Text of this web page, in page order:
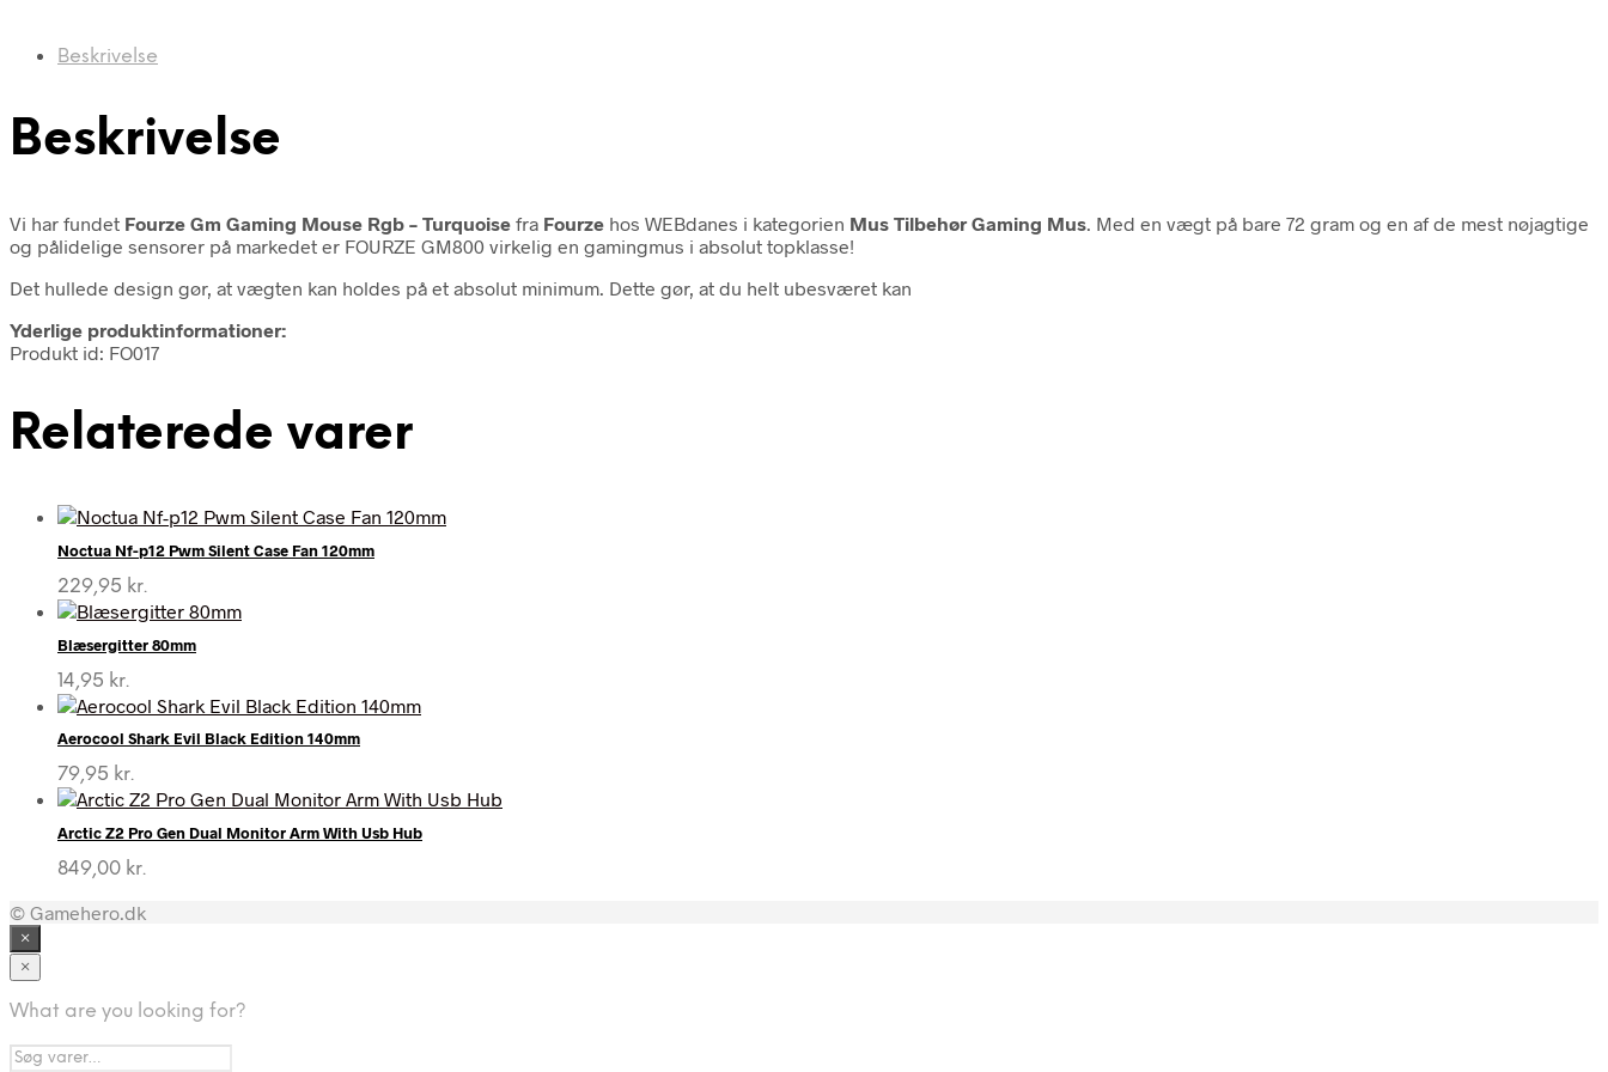
Beskrivelse
Beskrivelse
Vi har fundet Fourze Gm Gaming Mouse Rgb – Turquoise fra Fourze hos WEBdanes i kategorien Mus Tilbehør Gaming Mus . Med en vægt på bare 72 gram og en af de mest nøjagtige
og pålidelige sensorer på markedet er FOURZE GM800 virkelig en gamingmus i absolut topklasse!
Det hullede design gør, at vægten kan holdes på et absolut minimum. Dette gør, at du helt ubesværet kan
Yderlige produktinformationer:
Produkt id: FO017
Relaterede varer
Noctua Nf-p12 Pwm Silent Case Fan 120mm
229,95 kr.
Blæsergitter 80mm
14,95 kr.
Aerocool Shark Evil Black Edition 140mm
79,95 kr.
Arctic Z2 Pro Gen Dual Monitor Arm With Usb Hub
849,00 kr.
© Gamehero.dk
×
×
What are you looking for?